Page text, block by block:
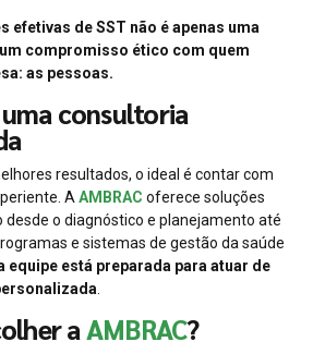
efetivas de SST não é apenas uma
compromisso ético com quem
as pessoas.
consultoria
resultados, o ideal é contar com
AAMBRAC oferece soluções
desde o diagnóstico e planejamento até
e sistemas de gestão da saúde
equipe está preparada para atuar de
.
aAMBRAC?